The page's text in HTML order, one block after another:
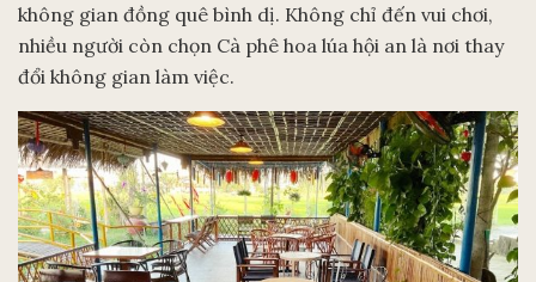
không gian đồng quê bình dị. Không chỉ đến vui chơi,
nhiều người còn chọn Cà phê hoa lúa hội an là nơi thay
đổi không gian làm việc.